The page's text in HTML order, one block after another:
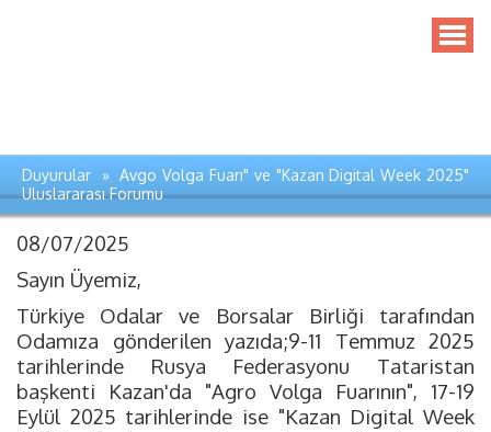
Duyurular » Avgo Volga Fuarı" ve "Kazan Digital Week 2025"
Uluslararası Forumu
08/07/2025
Sayın Üyemiz,
Türkiye Odalar ve Borsalar Birliği tarafından
Odamıza gönderilen yazıda;9-11 Temmuz 2025
tarihlerinde Rusya Federasyonu Tataristan
başkenti Kazan'da "Agro Volga Fuarının", 17-19
Eylül 2025 tarihlerinde ise "Kazan Digital Week